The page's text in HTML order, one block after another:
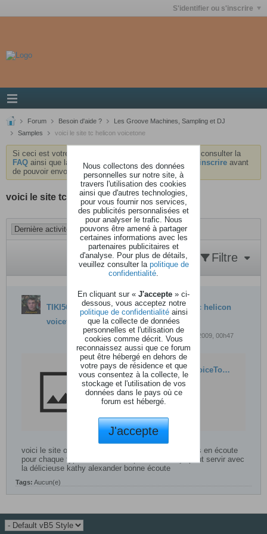
S'identifier ou s'inscrire
Forum Besoin d'aide ?
Les Groove Machines, Sampling et DJ
Samples
voici le site tc helicon voicetone
Si ceci est votre première visite, nous vous invitons à consulter la
FAQ ainsi que la charte du forum . Vous devrez vous inscrire avant
de pouvoir envoyer des messages.
voici le site tc helicon voicetone
Filtre
TIKI56 a crée une discussionvoici le site tc helicon
voicetone
28 janvier 2009, 00h47
http://www.tc-helicon.com/VoiceToneHarmonyM.asp
voici le site ou l'on peut trouver des voix de femmes en écoute
pour chaque type d'harmoniseur présentés si ça peut servir avec
la délicieuse kathy alexander bonne écoute
Tags: Aucun(e)
Nous collectons des données
personnelles sur notre site, à
travers l'utilisation des cookies
ainsi que d'autres technologies,
pour vous fournir nos services,
des publicités personnalisées et
pour analyser le trafic. Nous
pouvons être amené à partager
certaines informations avec les
partenaires publicitaires et
d'analyse. Pour plus de détails,
veuillez consulter la politique de
confidentialité
En cliquant sur « J'accepte » ci-
dessous, vous acceptez notre
politique de confidentialitéainsi
que la collecte de données
personnelles et l'utilisation de
cookies comme décrit. Vous
reconnaissez aussi que ce forum
peut être hébergé en dehors de
votre pays de résidence et que
vous consentez à la collecte, le
stockage et l'utilisation de vos
données dans le pays où ce
forum est hébergé.
J'accepte